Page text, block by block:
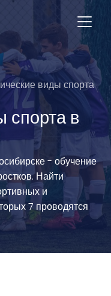
виды спорта
спорта в
- обучение
Найти
и
7 проводятся